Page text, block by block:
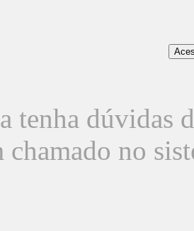
tenha dúvidas
chamado no